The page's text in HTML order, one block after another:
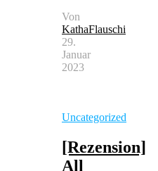
Von
KathaFlauschi
29.
Januar
2023
Uncategorized
[Rezension]
All